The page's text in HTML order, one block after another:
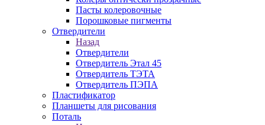
Пасты колеровочные
Порошковые пигменты
Отвердители
Назад
Отвердители
Отвердитель Этал 45
Отвердитель ТЭТА
Отвердитель ПЭПА
Пластификатор
Планшеты для рисования
Поталь